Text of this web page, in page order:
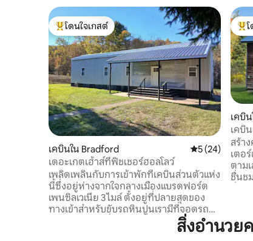
โดนใจเกสต์ที่สุด
โดนใจเกสต์
เคบินใน Bradford คะแนนเฉลี่ย 5
5 (24)
เดอะเกตเฮ้าส์ที่ฟิชเชอร์ฮอลโลว์
เพลิดเพลินกับการเข้าพักที่เคบินส่วนตัวแห่ง
นี้ซึ่งอยู่ห่างจากใจกลางเมืองแบรดฟอร์ด
เพนซิลเวเนีย 3 ไมล์ ตั้งอยู่ที่ปลายสุดของ
ทางเข้าสำหรับขับรถหินปูนเรามีที่จอดรถ
มากมายและมีที่จอดรถสำหรับรถบรรทุกรถ
โด
เคบิ
เคบิน
สร้า
เตอ
ตาม
ชื่นช
ทีวี
เที่ย
สิ่งอำนวย